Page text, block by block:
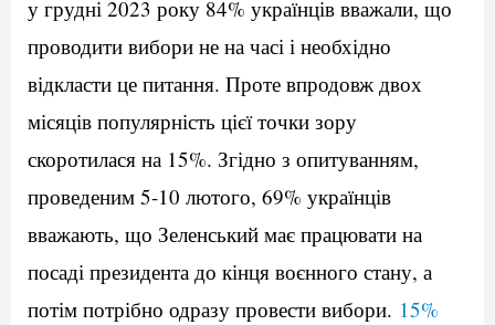
у грудні 2023 року 84% українців вважали, що
проводити вибори не на часі і необхідно
відкласти це питання. Проте впродовж двох
місяців популярність цієї точки зору
скоротилася на 15%. Згідно з опитуванням,
проведеним 5-10 лютого, 69% українців
вважають, що Зеленський має працювати на
посаді президента до кінця воєнного стану, а
потім потрібно одразу провести вибори. 15%